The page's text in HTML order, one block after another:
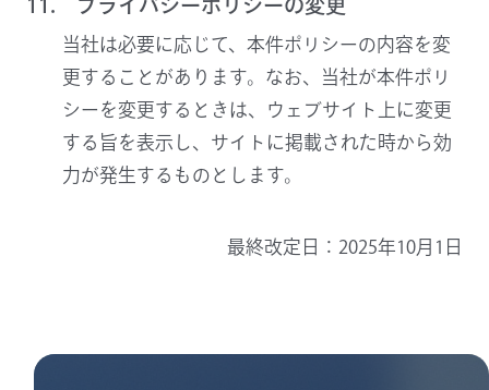
11. プライバシーポリシーの変更
当社は必要に応じて、本件ポリシーの内容を変
更することがあります。なお、当社が本件ポリ
シーを変更するときは、ウェブサイト上に変更
する旨を表示し、サイトに掲載された時から効
力が発生するものとします。
最終改定日：2025年10月1日